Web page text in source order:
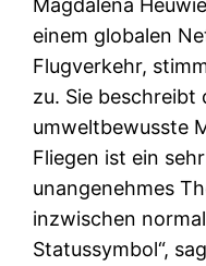
Magdalena
einem globalen
Flugverkehr,
zu. Sie beschreibt
umweltbewusste
Fliegen ist ein
unangenehmes
inzwischen
Statussymbol“,